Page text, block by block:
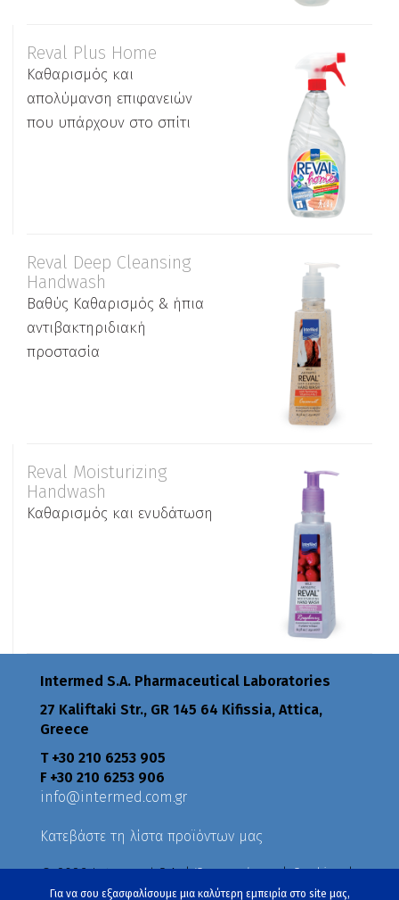
Για να σου εξασφαλίσουμε μια καλύτερη εμπειρία στο site μας,
Reval Plus Home
Καθαρισμός και
απολύμανση επιφανειών
που υπάρχουν στο σπίτι
Reval Deep Cleansing
Handwash
Βαθύς Καθαρισμός & ήπια
αντιβακτηριδιακή
προστασία
Reval Moisturizing
Handwash
Καθαρισμός και ενυδάτωση
Intermed S.A. Pharmaceutical Laboratories
27 Kaliftaki Str., GR 145 64 Κifissia, Attica,
Greece
Τ +30 210 6253 905
F +30 210 6253 906
info@intermed.com.gr
Κατεβάστε τη λίστα προϊόντων μας
© 2026 Intermed S.A. |Όροι χρήσης|Cookies|
Πολιτική Απορρήτου|Πολιτικές